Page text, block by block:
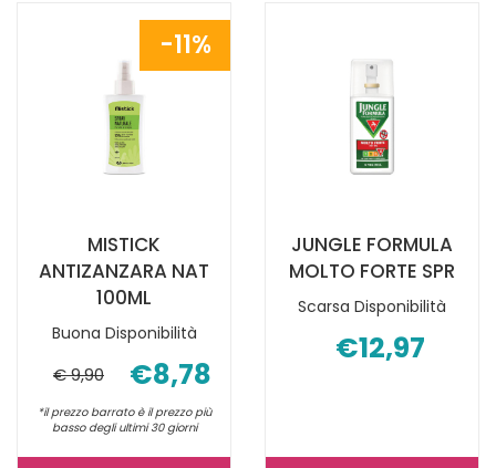
ROLL-
ON
9ML AL
CARRELLO
CARRELLO
MISTICK
ANTIZANZARA NAT
100ML
Buona Disponibilità
11%
€ 9,90 €8,78
*il prezzo barrato è il prezzo più
basso degli ultimi 30 giorni
JUNGLE FORMULA
MOLTO FORTE SPR
Scarsa Disponibilità
€12,97